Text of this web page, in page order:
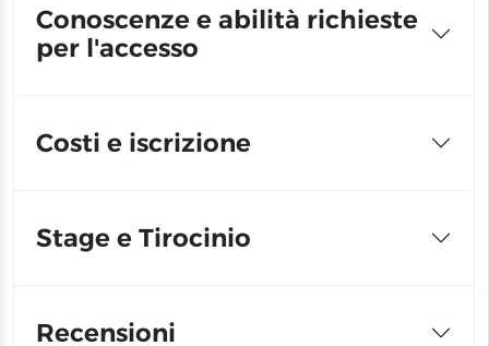
Conoscenze e abilità richieste
per l'accesso
Costi e iscrizione
Stage e Tirocinio
Recensioni